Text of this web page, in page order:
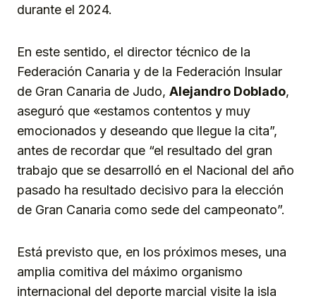
durante el 2024.
En este sentido, el director técnico de la
Federación Canaria y de la Federación Insular
de Gran Canaria de Judo, Alejandro Doblado,
aseguró que «estamos contentos y muy
emocionados y deseando que llegue la cita”,
antes de recordar que “el resultado del gran
trabajo que se desarrolló en el Nacional del año
pasado ha resultado decisivo para la elección
de Gran Canaria como sede del campeonato”.
Está previsto que, en los próximos meses, una
amplia comitiva del máximo organismo
internacional del deporte marcial visite la isla